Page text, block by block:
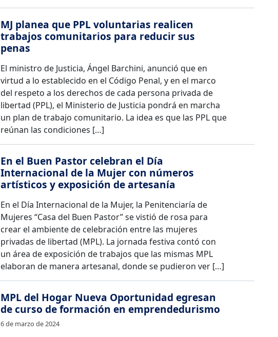
MJ planea que PPL voluntarias realicen
trabajos comunitarios para reducir sus
penas
El ministro de Justicia, Ángel Barchini, anunció que en
virtud a lo establecido en el Código Penal, y en el marco
del respeto a los derechos de cada persona privada de
libertad (PPL), el Ministerio de Justicia pondrá en marcha
un plan de trabajo comunitario. La idea es que las PPL que
reúnan las condiciones […]
En el Buen Pastor celebran el Día
Internacional de la Mujer con números
artísticos y exposición de artesanía
En el Día Internacional de la Mujer, la Penitenciaría de
Mujeres “Casa del Buen Pastor” se vistió de rosa para
crear el ambiente de celebración entre las mujeres
privadas de libertad (MPL). La jornada festiva contó con
un área de exposición de trabajos que las mismas MPL
elaboran de manera artesanal, donde se pudieron ver […]
MPL del Hogar Nueva Oportunidad egresan
de curso de formación en emprendedurismo
6 de marzo de 2024